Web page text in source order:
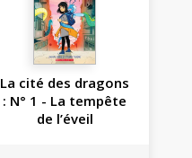
La cité des dragons
: N° 1 - La tempête
de l’éveil